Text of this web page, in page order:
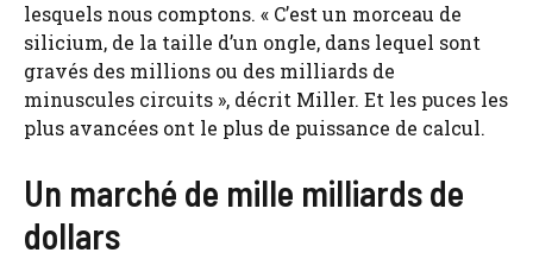
lesquels nous comptons. « C’est un morceau de
silicium, de la taille d’un ongle, dans lequel sont
gravés des millions ou des milliards de
minuscules circuits », décrit Miller. Et les puces les
plus avancées ont le plus de puissance de calcul.
Un marché de mille milliards de
dollars